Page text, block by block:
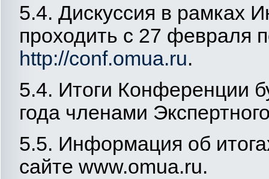
5.4. Дискуссия в рамках
проходить с 27 февраля
http://conf.omua.ru.
5.4. Итоги Конференции
года членами
5.5. Информация об
сайте www.omuа.ru.